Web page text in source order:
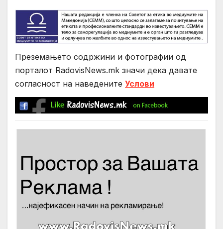
Преземањето содржини и фотографии од
порталот RadovisNews.mk значи дека давате
согласност на нaведените Услови